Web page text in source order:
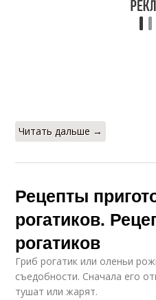
Читать дальше →
Рецепты
рогатиков.
рогатиков
Гриб рогатик или оленьи
съедобности. Сначала его
тушат или жарят.